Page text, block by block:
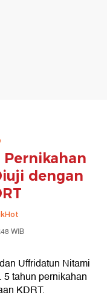
Pernikahan
dengan
WIB
Uffridatun Nitami
tahun pernikahan
KDRT.